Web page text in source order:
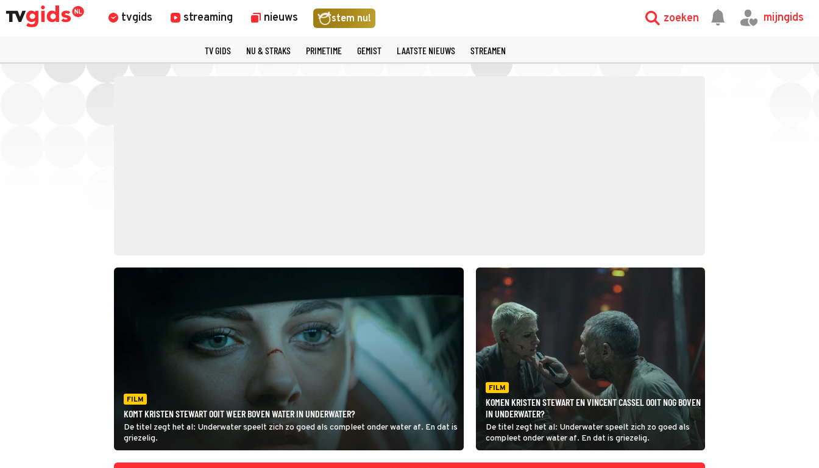
tvgids streaming nieuws stem nu! zoeken mijngids
TV GIDS NU & STRAKS PRIMETIME GEMIST LAATSTE NIEUWS STREAMEN
FILM
KOMT KRISTEN STEWART OOIT WEER BOVEN WATER IN UNDERWATER?
De titel zegt het al: Underwater speelt zich zo goed als compleet onder water af. En dat is
griezelig.
FILM
KOMEN KRISTEN STEWART EN VINCENT CASSEL OOIT NOG BOVEN
IN UNDERWATER?
De titel zegt het al: Underwater speelt zich zo goed als
compleet onder water af. En dat is griezelig.